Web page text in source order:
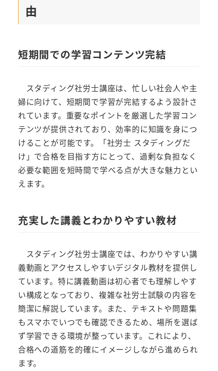
由
短期間での学習コンテンツ完結
スタディング社労士講座は、忙しい社会人や主
婦に向けて、短期間で学習が完結するよう設計さ
れています。重要なポイントを厳選した学習コン
テンツが提供されており、効率的に知識を身につ
けることが可能です。「社労士 スタディングだ
け」で合格を目指す方にとって、過剰な負担なく
必要な範囲を短時間で学べる点が大きな魅力とい
えます。
充実した講義とわかりやすい教材
スタディング社労士講座では、わかりやすい講
義動画とアクセスしやすいデジタル教材を提供し
ています。特に講義動画は初心者でも理解しやす
い構成となっており、複雑な社労士試験の内容を
簡潔に解説しています。また、テキストや問題集
もスマホでいつでも確認できるため、場所を選ば
ず学習できる環境が整っています。これにより、
合格への道筋を的確にイメージしながら進められ
ます。